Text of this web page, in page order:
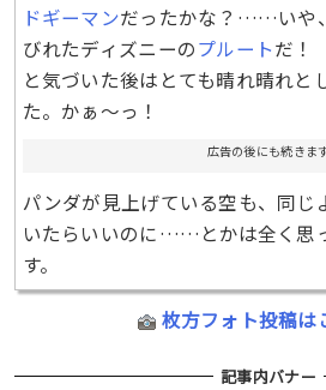
ドギーマンだったかな？……いや
びれたディズニーのプルートだ！
と気づいた後はとても晴れ晴れと
た。かぁ〜っ！
広告の後にも続きま
パンダが見上げている空も、同じ
いたらいいのに……とかは全く思
す。
枚方フォト投稿は
記事内バナー